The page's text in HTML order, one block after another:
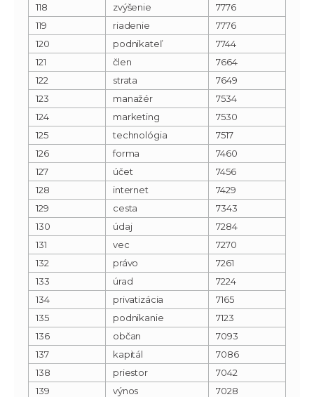
118
zvýšenie
7776
119
riadenie
7776
120
podnikateľ
7744
121
člen
7664
122
strata
7649
123
manažér
7534
124
marketing
7530
125
technológia
7517
126
forma
7460
127
účet
7456
128
internet
7429
129
cesta
7343
130
údaj
7284
131
vec
7270
132
právo
7261
133
úrad
7224
134
privatizácia
7165
135
podnikanie
7123
136
občan
7093
137
kapitál
7086
138
priestor
7042
139
výnos
7028